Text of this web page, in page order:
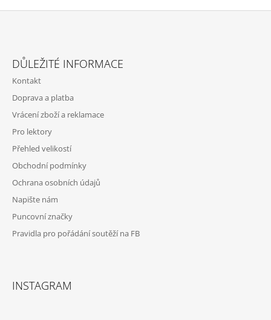
DŮLEŽITÉ INFORMACE
Kontakt
Doprava a platba
Vrácení zboží a reklamace
Pro lektory
Přehled velikostí
Obchodní podmínky
Ochrana osobních údajů
Napište nám
Puncovní značky
Pravidla pro pořádání soutěží na FB
INSTAGRAM